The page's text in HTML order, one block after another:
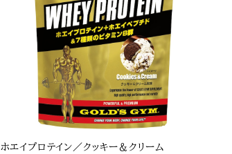
ホエイプロテイン／クッキー＆クリーム